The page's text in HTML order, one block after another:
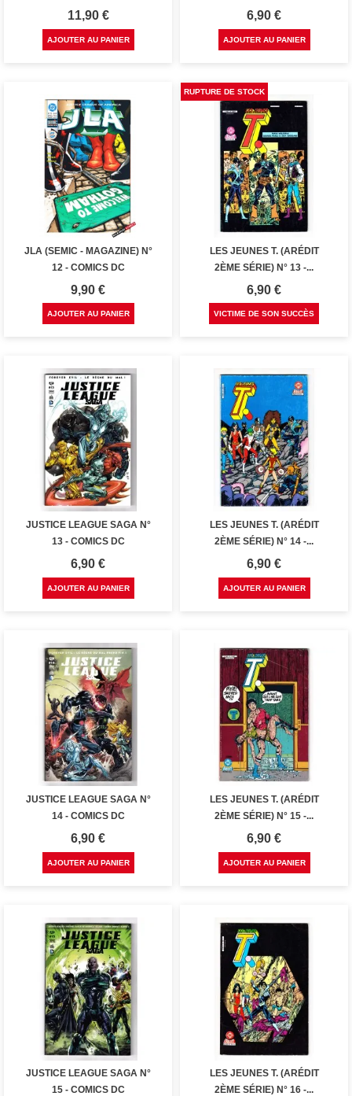
Prix
11,90 €
AJOUTER AU PANIER
Prix
6,90 €
AJOUTER AU PANIER
JLA (SEMIC - MAGAZINE) N°
12 - COMICS DC
Prix
9,90 €
AJOUTER AU PANIER
LES JEUNES T. (ARÉDIT
2ÈME SÉRIE) N° 13 -...
Prix
6,90 €
VICTIME DE SON SUCCÈS
RUPTURE DE STOCK
JUSTICE LEAGUE SAGA N°
13 - COMICS DC
Prix
6,90 €
AJOUTER AU PANIER
LES JEUNES T. (ARÉDIT
2ÈME SÉRIE) N° 14 -...
Prix
6,90 €
AJOUTER AU PANIER
JUSTICE LEAGUE SAGA N°
14 - COMICS DC
Prix
6,90 €
AJOUTER AU PANIER
LES JEUNES T. (ARÉDIT
2ÈME SÉRIE) N° 15 -...
Prix
6,90 €
AJOUTER AU PANIER
JUSTICE LEAGUE SAGA N°
15 - COMICS DC
LES JEUNES T. (ARÉDIT
2ÈME SÉRIE) N° 16 -...